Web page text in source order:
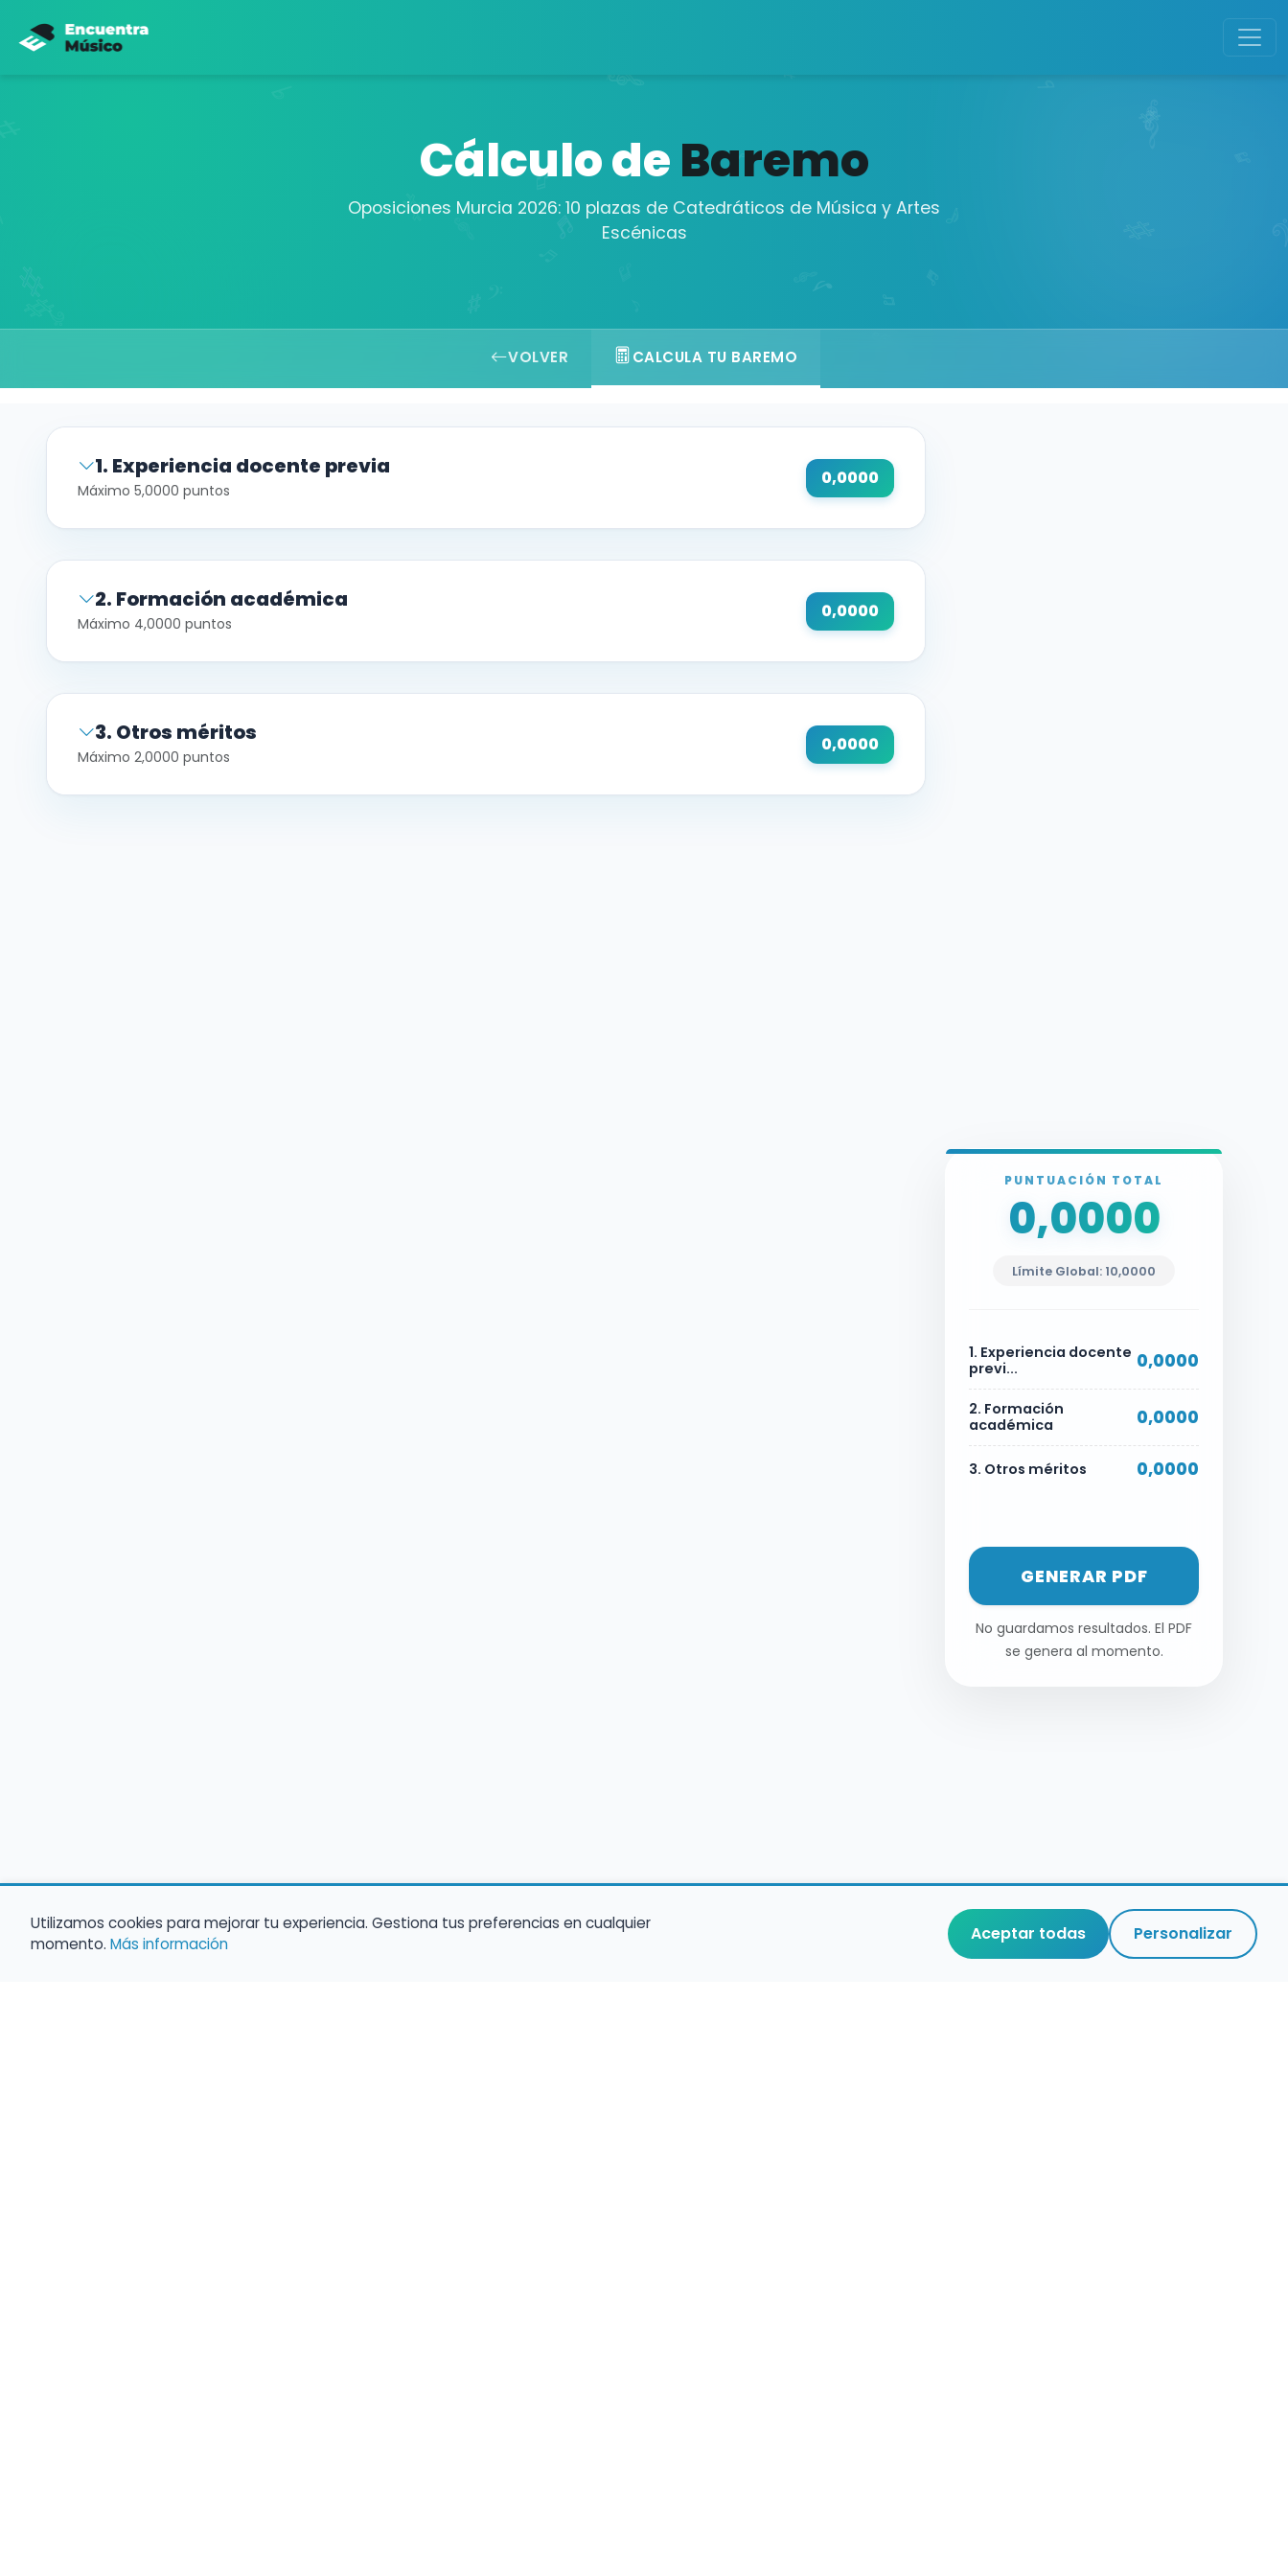
Cálculo deBaremo
Oposiciones Murcia 2026: 10 plazas de Catedráticos de Música y Artes
Escénicas
VOLVER CALCULA TU BAREMO
1. Experiencia docente previa
Máximo 5,0000 puntos
0,0000
2. Formación académica
Máximo 4,0000 puntos
0,0000
3. Otros méritos
Máximo 2,0000 puntos
0,0000
PUNTUACIÓN TOTAL
0,0000
Límite Global: 10,0000
1. Experiencia docente
previ...
0,0000
2. Formación
académica
0,0000
3. Otros méritos 0,0000
GENERAR PDF
No guardamos resultados. El PDF
se genera al momento.
Utilizamos cookies para mejorar tu experiencia. Gestiona tus preferencias en cualquier
momento. Más información Aceptar todas Personalizar